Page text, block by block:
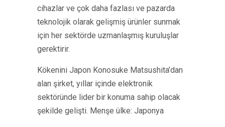
cihazlar ve çok daha fazlası ve pazarda
teknolojik olarak gelişmiş ürünler sunmak
için her sektörde uzmanlaşmış kuruluşlar
gerektirir.
Kökenini Japon Konosuke Matsushita’dan
alan şirket, yıllar içinde elektronik
sektöründe lider bir konuma sahip olacak
şekilde gelişti. Menşe ülke: Japonya